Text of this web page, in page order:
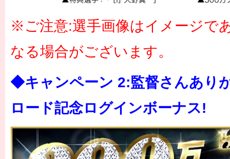
※ご注意:選手画像はイメージで
なる場合がございます。
◆キャンペーン 2:監督さんあり
ロード記念ログインボーナス!